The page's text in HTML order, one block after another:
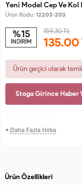
Yeni Model Cep Ve
Ürün Kodu: 12203-203
%15
İNDİRİM
159.30 TL
135.00
Ürün geçici olarak
Stoga Girince Haber
+ Daha Fazla Hırka
Ürün Özellikleri